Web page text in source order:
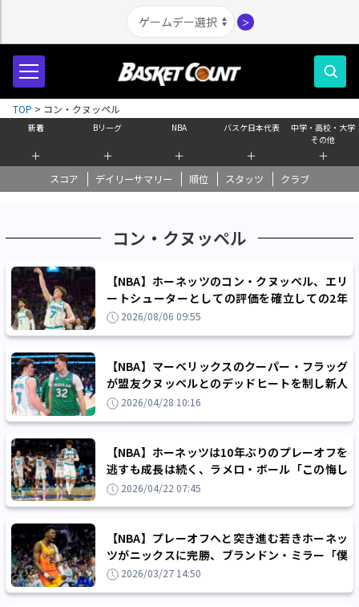
＞
新着
＋
Bリーグ
＋
NBA
＋
バスケ日本代表
＋
中学・高校・大学
その他
＋
スコア デイリーサマリー 順位 スタッツ クラブ
TOP > コン・クヌッペル
コン・クヌッペル
【NBA】ホーネッツのコン・クヌッペル、エリ
ートシューターとしての評価を確立しての2年
目に目指す『その次』は？
2026/08/06 09:55
【NBA】マーベリックスのクーパー・フラッグ
が盟友クヌッペルとのデッドヒートを制し新人
王を受賞、チーム内4冠を達成
2026/04/28 10:16
【NBA】ホーネッツは10年ぶりのプレーオフを
逃すも成長は続く、ラメロ・ボール「この悔し
さを忘れないことが一番大事」
2026/04/22 07:45
【NBA】プレーオフへと突き進む若きホーネッ
ツがニックスに完勝、ブランドン・ミラー「僕
たちのペースに巻き込めた」
2026/03/27 14:50